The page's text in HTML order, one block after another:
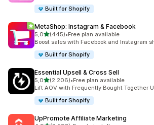
Built for Shopify
MetaShop: Instagram & Facebook
5,0z 5 hvězd
(445)
Celkový počet recenzí: 445
•Free plan available
Boost sales with Facebook and Instagram
Built for Shopify
Essential Upsell & Cross Sell
5,0z 5 hvězd
(2 206)
Celkový počet recenzí: 2206
•Free plan available
Lift AOV with Frequently Bought Together
Built for Shopify
UpPromote Affiliate Marketing